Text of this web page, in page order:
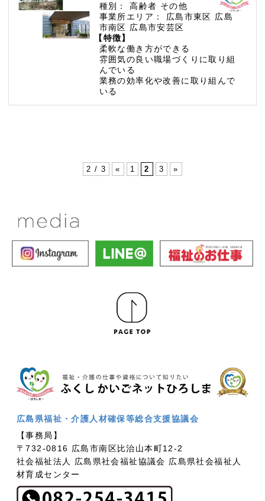
種別： 高齢者 その他
事業所エリア：
広島市東区 広島
市南区 広島市安芸区
【特徴】
柔軟な働き方ができる
雰囲気の良い職場づくりに取り組
んでいる
業務の効率化や改善に取り組んで
いる
2 / 3 « 1 2 3 »
広島県福祉・介護人材確保等総合支援協議会
【事務局】
〒732-0816 広島市南区比治山本町12-2
社会福祉法人 広島県社会福祉協議会 広島県社会福祉人
材育成センター